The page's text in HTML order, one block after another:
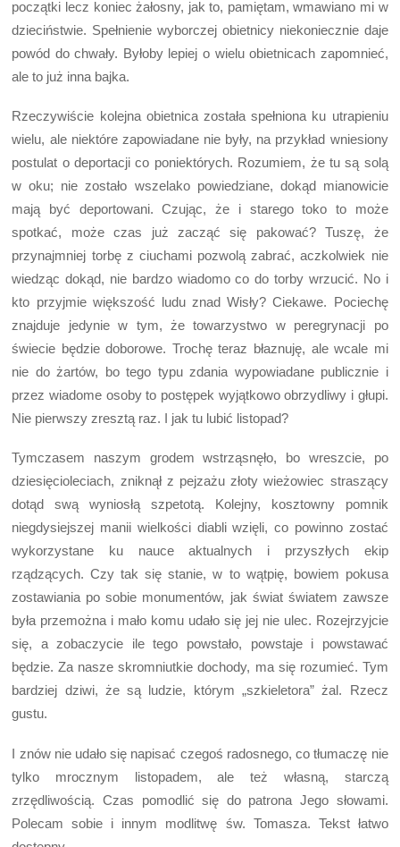
początki lecz koniec żałosny, jak to, pamiętam, wmawiano mi w
dzieciństwie. Spełnienie wyborczej obietnicy niekoniecznie daje
powód do chwały. Byłoby lepiej o wielu obietnicach zapomnieć,
ale to już inna bajka.
Rzeczywiście kolejna obietnica została spełniona ku utrapieniu
wielu, ale niektóre zapowiadane nie były, na przykład wniesiony
postulat o deportacji co poniektórych. Rozumiem, że tu są solą
w oku; nie zostało wszelako powiedziane, dokąd mianowicie
mają być deportowani. Czując, że i starego toko to może
spotkać, może czas już zacząć się pakować? Tuszę, że
przynajmniej torbę z ciuchami pozwolą zabrać, aczkolwiek nie
wiedząc dokąd, nie bardzo wiadomo co do torby wrzucić. No i
kto przyjmie większość ludu znad Wisły? Ciekawe. Pociechę
znajduje jedynie w tym, że towarzystwo w peregrynacji po
świecie będzie doborowe. Trochę teraz błaznuję, ale wcale mi
nie do żartów, bo tego typu zdania wypowiadane publicznie i
przez wiadome osoby to postępek wyjątkowo obrzydliwy i głupi.
Nie pierwszy zresztą raz. I jak tu lubić listopad?
Tymczasem naszym grodem wstrząsnęło, bo wreszcie, po
dziesięcioleciach, zniknął z pejzażu złoty wieżowiec straszący
dotąd swą wyniosłą szpetotą. Kolejny, kosztowny pomnik
niegdysiejszej manii wielkości diabli wzięli, co powinno zostać
wykorzystane ku nauce aktualnych i przyszłych ekip
rządzących. Czy tak się stanie, w to wątpię, bowiem pokusa
zostawiania po sobie monumentów, jak świat światem zawsze
była przemożna i mało komu udało się jej nie ulec. Rozejrzyjcie
się, a zobaczycie ile tego powstało, powstaje i powstawać
będzie. Za nasze skromniutkie dochody, ma się rozumieć. Tym
bardziej dziwi, że są ludzie, którym „szkieletora” żal. Rzecz
gustu.
I znów nie udało się napisać czegoś radosnego, co tłumaczę nie
tylko mrocznym listopadem, ale też własną, starczą
zrzędliwością. Czas pomodlić się do patrona Jego słowami.
Polecam sobie i innym modlitwę św. Tomasza. Tekst łatwo